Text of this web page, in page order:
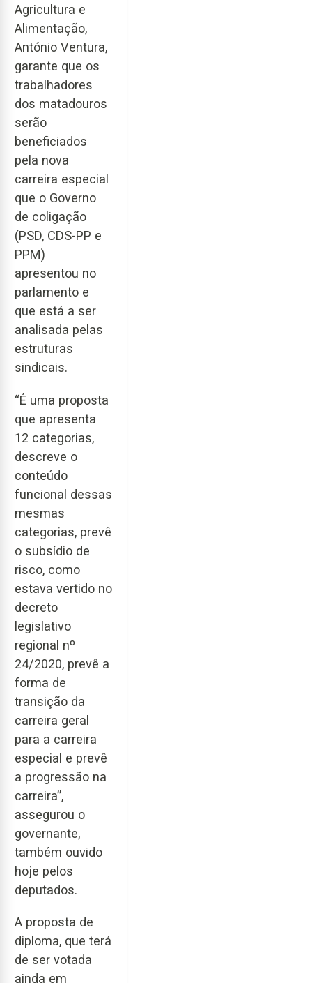
Agricultura e
Alimentação,
António Ventura,
garante que os
trabalhadores
dos matadouros
serão
beneficiados
pela nova
carreira especial
que o Governo
de coligação
(PSD, CDS-PP e
PPM)
apresentou no
parlamento e
que está a ser
analisada pelas
estruturas
sindicais.
“É uma proposta
que apresenta
12 categorias,
descreve o
conteúdo
funcional dessas
mesmas
categorias, prevê
o subsídio de
risco, como
estava vertido no
decreto
legislativo
regional nº
24/2020, prevê a
forma de
transição da
carreira geral
para a carreira
especial e prevê
a progressão na
carreira”,
assegurou o
governante,
também ouvido
hoje pelos
deputados.
A proposta de
diploma, que terá
de ser votada
ainda em